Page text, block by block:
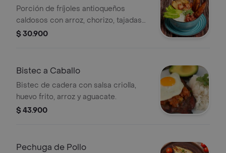
Porción de fríjoles antioqueños
caldosos con arroz, chorizo, tajadas
de maduro, chicharrones carnudos y
$ 30.900
Bistec a Caballo
Bistec de cadera con salsa criolla,
huevo frito, arroz y aguacate.
$ 43.900
Pechuga de Pollo